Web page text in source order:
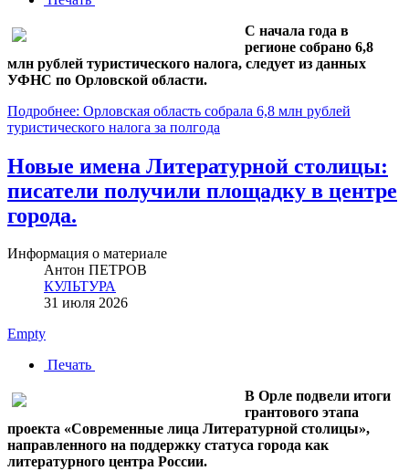
С начала года в
регионе собрано 6,8
млн рублей туристического налога, следует из данных
УФНС по Орловской области.
Подробнее: Орловская область собрала 6,8 млн рублей
туристического налога за полгода
Новые имена Литературной столицы:
писатели получили площадку в центре
города.
Информация о материале
Антон ПЕТРОВ
КУЛЬТУРА
31 июля 2026
Empty
Печать
В Орле подвели итоги
грантового этапа
проекта «Современные лица Литературной столицы»,
направленного на поддержку статуса города как
литературного центра России.